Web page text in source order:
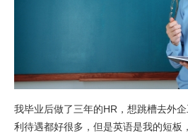
我毕业后做了三年的HR，想跳槽去外
利待遇都好很多，但是英语是我的短板